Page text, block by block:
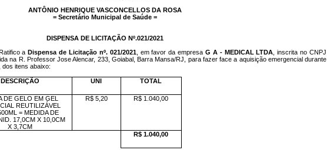
ANTÔNIO HENRIQUE VASCONCELLOS DA ROSA
= Secretário Municipal de Saúde =
DISPENSA DE LICITAÇÃO Nº.021/2021
aDispensa de Licitação nº. 021/2021, em favor da empresaG A - MEDICAL LTDA , inscrita no CNPJ
na R. Professor Jose Alencar, 233, Goiabal, Barra Mansa/RJ, para fazer face a aquisição emergencial durante
itens abaixo:
DESCRIÇÃO UNI TOTAL
DE GELO EM GEL
REUTILIZÁVEL
= MEDIDA DE
17,0CM X 10,0CM
X 3,7CM
R$ 5,20 R$ 1.040,00
R$ 1.040,00